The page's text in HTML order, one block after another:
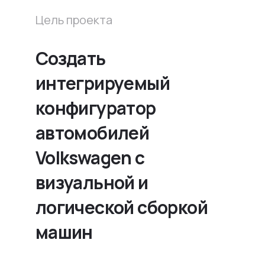
Цель проекта
Создать
интегрируемый
конфигуратор
автомобилей
Volkswagen с
визуальной и
логической сборкой
машин